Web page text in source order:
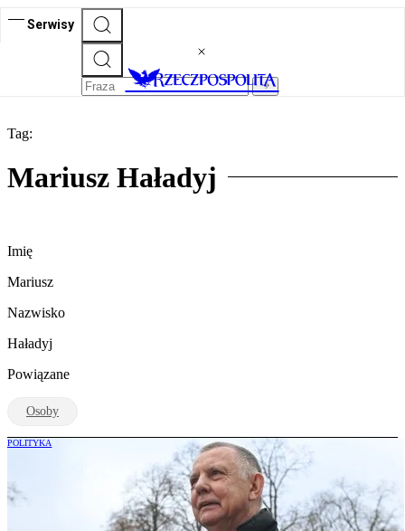
Serwisy
Tag:
Mariusz Haładyj
Imię
Mariusz
Nazwisko
Haładyj
Powiązane
Osoby
POLITYKA
Od Peru po Bangladesz. Wszystkie
delegacje Mariana Banasia